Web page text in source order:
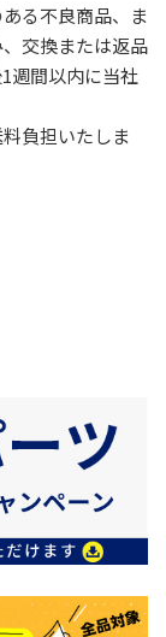
る不良商品、ま
交換または返品
週間以内に当社
負担いたしま